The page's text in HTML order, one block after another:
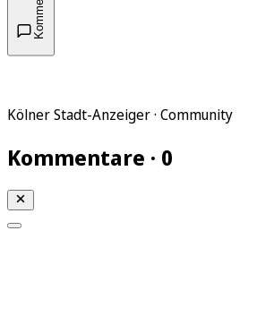
Kölner Stadt-Anzeiger · Community
Kommentare · 0